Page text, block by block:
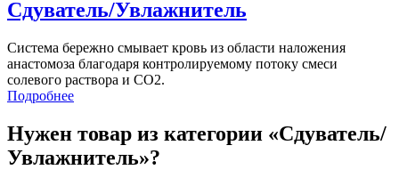
Сдуватель/Увлажнитель
Система бережно смывает кровь из области наложения
анастомоза благодаря контролируемому потоку смеси
солевого раствора и CO2.
Подробнее
Нужен товар из категории «Сдуватель/
Увлажнитель»?